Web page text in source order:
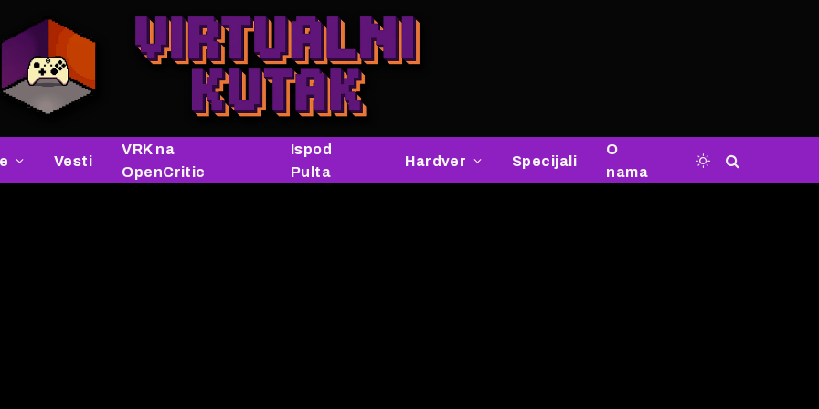
Vesti
VRK na
OpenCritic
Ispod
Pulta
Hardver Specijali
O
nama